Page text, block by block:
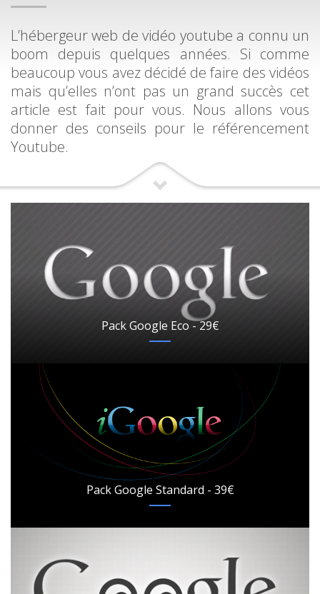
L’hébergeur web de vidéo youtube a connu un
boom depuis quelques années. Si comme
beaucoup vous avez décidé de faire des vidéos
mais qu’elles n’ont pas un grand succès cet
article est fait pour vous. Nous allons vous
donner des conseils pour le référencement
Youtube.
Pack Google Eco - 29€
Pack Google Standard - 39€